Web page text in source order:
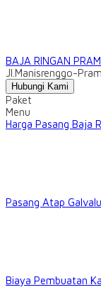
BAJA RINGAN
Jl.Manisrenggo-
Hubungi Kami
Paket
Menu
Harga Pasang Baja
Pasang Atap
Biaya Pembuatan